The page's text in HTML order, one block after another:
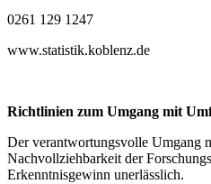
0261 129 1247
www.statistik.koblenz.de
Richtlinien zum Umgang mit
Der verantwortungsvolle Umgang
Nachvollziehbarkeit der
Erkenntnisgewinn unerlässlich.